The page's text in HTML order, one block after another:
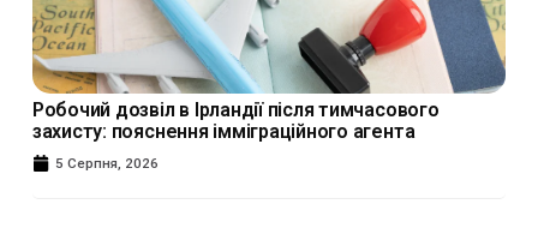
Робочий дозвіл в Ірландії після тимчасового
захисту: пояснення імміграційного агента
5 Серпня, 2026